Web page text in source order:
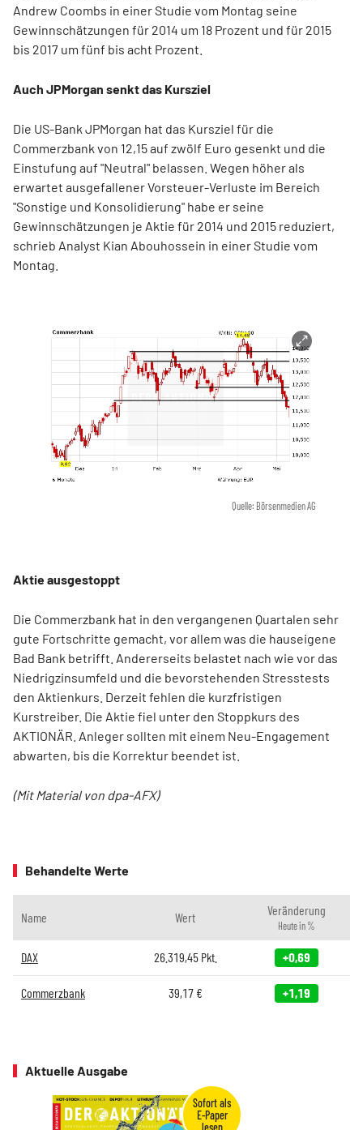
Andrew Coombs in einer Studie vom Montag seine
Gewinnschätzungen für 2014 um 18 Prozent und für 2015
bis 2017 um fünf bis acht Prozent.
Auch JPMorgan senkt das Kursziel
Die US-Bank JPMorgan hat das Kursziel für die
Commerzbank von 12,15 auf zwölf Euro gesenkt und die
Einstufung auf "Neutral" belassen. Wegen höher als
erwartet ausgefallener Vorsteuer-Verluste im Bereich
"Sonstige und Konsolidierung" habe er seine
Gewinnschätzungen je Aktie für 2014 und 2015 reduziert,
schrieb Analyst Kian Abouhossein in einer Studie vom
Montag.
Quelle: Börsenmedien AG
Aktie ausgestoppt
Die Commerzbank hat in den vergangenen Quartalen sehr
gute Fortschritte gemacht, vor allem was die hauseigene
Bad Bank betrifft. Andererseits belastet nach wie vor das
Niedrigzinsumfeld und die bevorstehenden Stresstests
den Aktienkurs. Derzeit fehlen die kurzfristigen
Kurstreiber. Die Aktie fiel unter den Stoppkurs des
AKTIONÄR. Anleger sollten mit einem Neu-Engagement
abwarten, bis die Korrektur beendet ist.
(Mit Material von dpa-AFX)
Behandelte Werte
Name Wert Veränderung
Heute in %
DAX 26.319,45Pkt. +0,69
Commerzbank 39,17€ +1,19
Aktuelle Ausgabe